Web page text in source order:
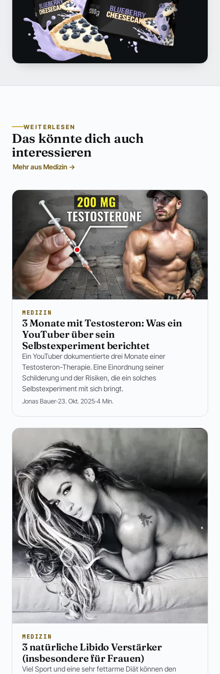
WEITERLESEN
Das könnte dich auch
interessieren
Mehr aus Medizin →
MEDIZIN
3 Monate mit Testosteron: Was ein
YouTuber über sein
Selbstexperiment berichtet
Ein YouTuber dokumentierte drei Monate einer
Testosteron-Therapie. Eine Einordnung seiner
Schilderung und der Risiken, die ein solches
Selbstexperiment mit sich bringt.
Jonas Bauer 23. Okt. 2025 4 Min.
MEDIZIN
3 natürliche Libido Verstärker
(insbesondere für Frauen)
Viel Sport und eine sehr fettarme Diät können den